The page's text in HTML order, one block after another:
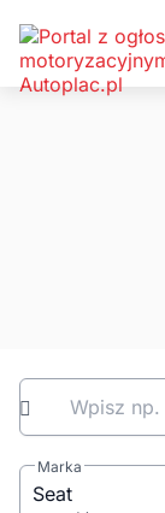
Wpisz np.
Marka
Seat